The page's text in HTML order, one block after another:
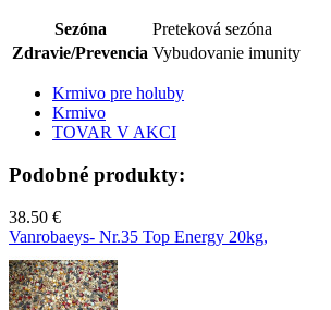
Sezóna
Preteková sezóna
Zdravie/Prevencia Vybudovanie imunity
Krmivo pre holuby
Krmivo
TOVAR V AKCI
Podobné produkty:
38.50 €
Vanrobaeys- Nr.35 Top Energy 20kg,